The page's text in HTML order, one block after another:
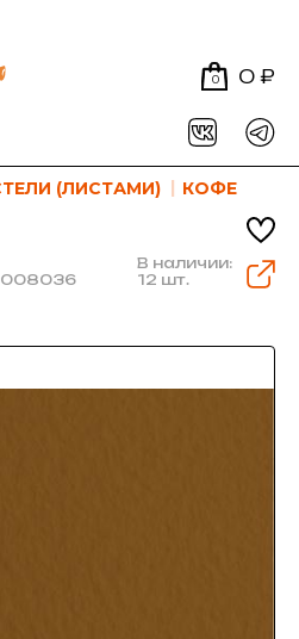
0 0 ₽
(ЛИСТАМИ) КОФЕ
В наличии:
12 шт.